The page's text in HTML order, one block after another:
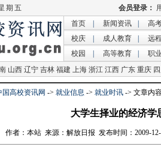
期 五
首页
新闻资讯 高
校庆
成人教育 远
校园
高等教育 职
山西 辽宁 吉林 福建 上海 浙江 江西 广东 重庆 四
国高校资讯网 -> 就业信息 -> 就业时讯 -> 文章内
大学生择业的经济学
作者：本站 来源：解放日报 发布时间：2009-